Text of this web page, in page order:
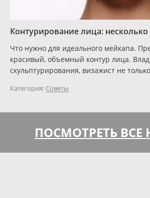
Контурирование лица:
Что нужно для идеального мейкапа.
красивый, объемный контур лица.
скульптурирования, визажист не
Категория: Советы
ПОСМОТРЕТЬ ВСЕ